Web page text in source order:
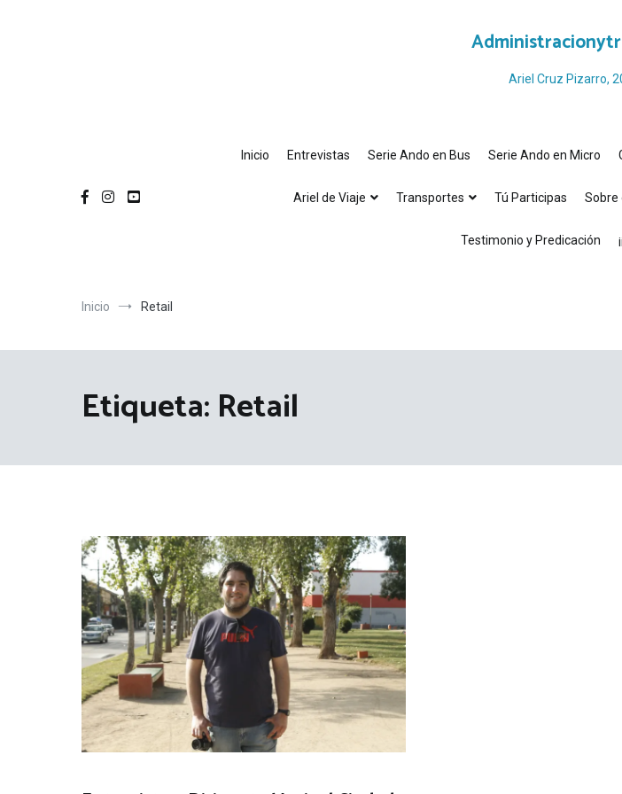
Ariel Cruz Pizarro,
Inicio Entrevistas Serie Ando en Bus Serie Ando en Micro
Ariel de Viaje Transportes Tú Participas Sobre
Testimonio y Predicación
Inicio Retail
Etiqueta: Retail